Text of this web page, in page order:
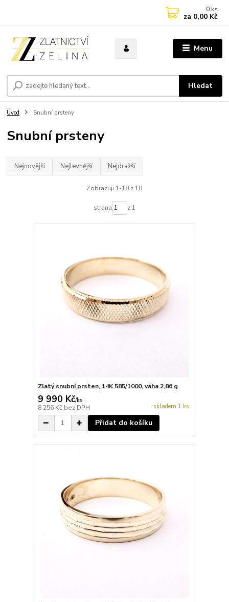
Menu
Hledat
0 ks
za 0,00 Kč
Úvod Snubní prsteny
Snubní prsteny
Nejnovější Nejlevnější Nejdražší
Zobrazuji 1-18 z 18
strana z 1
Zlatý snubní prsten, 14K 585/1000, váha 2,86 g
9 990 Kč/ks
8 256 Kč bez DPH skladem 1 ks
Přidat do košíku